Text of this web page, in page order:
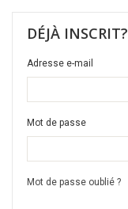
DÉJÀ INSCRIT?
Adresse e-mail
Mot de passe
Mot de passe oublié ?